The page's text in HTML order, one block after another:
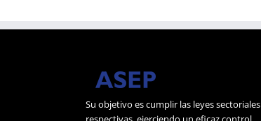
Su objetivo es cumplir las leyes sectoriales